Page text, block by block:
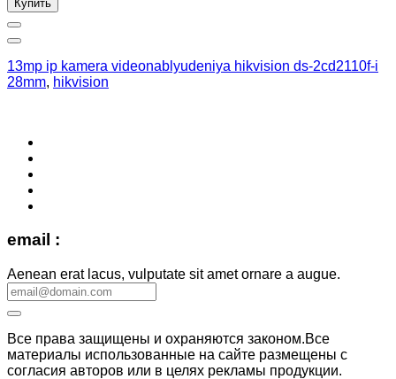
Купить
13mp ip kamera videonablyudeniya hikvision ds-2cd2110f-i
28mm, hikvision
email :
Aenean erat lacus, vulputate sit amet ornare a augue.
Все права защищены и охраняются законом.Все
материалы использованные на сайте размещены с
согласия авторов или в целях рекламы продукции.